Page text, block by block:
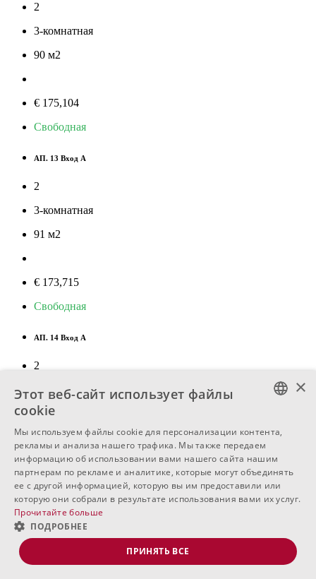
2
3-комнатная
90 м2
€ 175,104
Свободная
АП. 13 Вход А
2
3-комнатная
91 м2
€ 173,715
Свободная
АП. 14 Вход А
2
3-комнатная
91м
€ 176,152
Свободная
КВ. 28 Вход А
3-комнатная
ENGLISH
RUSSIAN
×
Этот веб-сайт использует файлы
cookie
Мы используем файлы cookie для персонализации контента,
рекламы и анализа нашего трафика. Мы также передаем
информацию об использовании вами нашего сайта нашим
партнерам по рекламе и аналитике, которые могут объединять
ее с другой информацией, которую вы им предоставили или
которую они собрали в результате использования вами их услуг.
Прочитайте больше
ПОДРОБНЕЕ
ПРИНЯТЬ ВСЕ